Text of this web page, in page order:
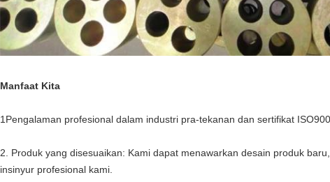
Manfaat Kita
1Pengalaman profesional dalam industri pra-tekanan dan sertifikat
2. Produk yang disesuaikan: Kami dapat menawarkan desain produk
insinyur profesional kami.